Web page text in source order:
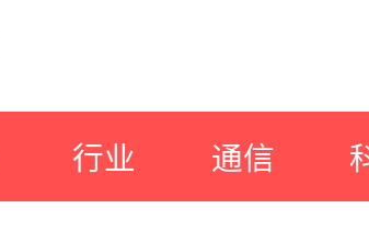
行业 通信